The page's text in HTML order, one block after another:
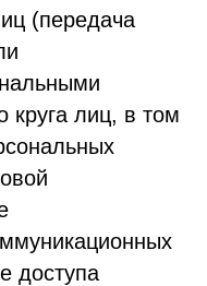
(передача
круга лиц, в том
доступа